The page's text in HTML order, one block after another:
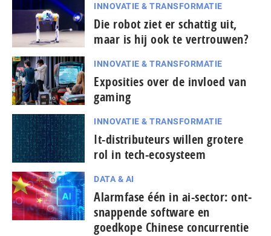
INNOVATIE & TRANSFORMATIE
Die robot ziet er schattig uit,
maar is hij ook te vertrouwen?
INNOVATIE & TRANSFORMATIE
Exposities over de invloed van
gaming
INNOVATIE & TRANSFORMATIE
It-dis­tri­bu­teurs willen grotere
rol in tech-ecosysteem
DATA & AI
Alarmfase één in ai-sector: ont­
snap­pen­de software en
goedkope Chinese con­cur­ren­tie